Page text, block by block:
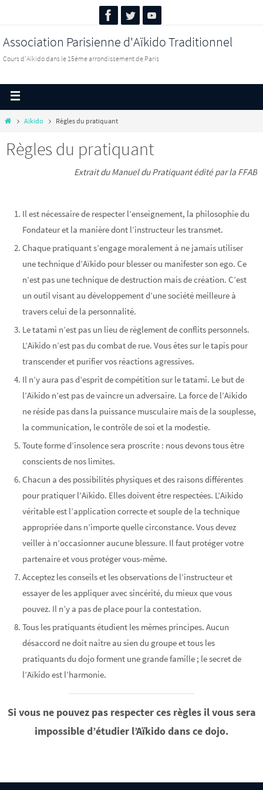
Association Parisienne d'Aïkido Traditionnel
Cours d'Aïkido dans le 15ème arrondissement de Paris
Aïkido Règles du pratiquant
Règles du pratiquant
Extrait du Manuel du Pratiquant édité par la FFAB
Il est nécessaire de respecter l’enseignement, la philosophie du
Fondateur et la manière dont l’instructeur les transmet.
Chaque pratiquant s’engage moralement à ne jamais utiliser
une technique d’Aïkido pour blesser ou manifester son ego. Ce
n’est pas une technique de destruction mais de création. C’est
un outil visant au développement d’une société meilleure à
travers celui de la personnalité.
Le tatami n’est pas un lieu de règlement de conflits personnels.
L’Aïkido n’est pas du combat de rue. Vous êtes sur le tapis pour
transcender et purifier vos réactions agressives.
Il n’y aura pas d’esprit de compétition sur le tatami. Le but de
l’Aïkido n’est pas de vaincre un adversaire. La force de l’Aïkido
ne réside pas dans la puissance musculaire mais de la souplesse,
la communication, le contrôle de soi et la modestie.
Toute forme d’insolence sera proscrite : nous devons tous être
conscients de nos limites.
Chacun a des possibilités physiques et des raisons différentes
pour pratiquer l’Aïkido. Elles doivent être respectées. L’Aïkido
véritable est l’application correcte et souple de la technique
appropriée dans n’importe quelle circonstance. Vous devez
veiller à n’occasionner aucune blessure. Il faut protéger votre
partenaire et vous protéger vous-même.
Acceptez les conseils et les observations de l’instructeur et
essayer de les appliquer avec sincérité, du mieux que vous
pouvez. Il n’y a pas de place pour la contestation.
Tous les pratiquants étudient les mêmes principes. Aucun
désaccord ne doit naître au sien du groupe et tous les
pratiquants du dojo forment une grande famille ; le secret de
l’Aïkido est l’harmonie.
Si vous ne pouvez pas respecter ces règles il vous sera
impossible d’étudier l’Aïkido dans ce dojo.